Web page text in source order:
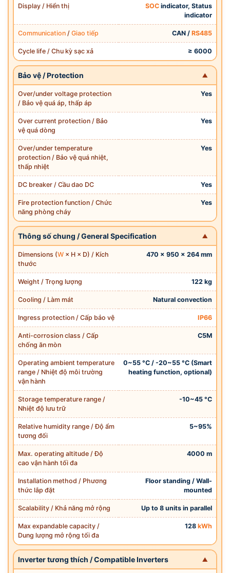
Display / Hiển thị SOC indicator, Status
indicator
Communication / Giao tiếp CAN / RS485
Cycle life / Chu kỳ sạc xả ≥ 6000
Bảo vệ / Protection
Over/under voltage protection
/ Bảo vệ quá áp, thấp áp
Yes
Over current protection / Bảo
vệ quá dòng
Yes
Over/under temperature
protection / Bảo vệ quá nhiệt,
thấp nhiệt
Yes
DC breaker / Cầu dao DC Yes
Fire protection function / Chức
năng phòng cháy
Yes
Thông số chung / General Specification
Dimensions (W × H × D) / Kích
thước
470 × 950 × 264 mm
Weight / Trọng lượng 122 kg
Cooling / Làm mát Natural convection
Ingress protection / Cấp bảo vệ IP66
Anti-corrosion class / Cấp
chống ăn mòn
C5M
Operating ambient temperature
range / Nhiệt độ môi trường
vận hành
0~55 °C / -20~55 °C (Smart
heating function, optional)
Storage temperature range /
Nhiệt độ lưu trữ
-10~45 °C
Relative humidity range / Độ ẩm
tương đối
5~95%
Max. operating altitude / Độ
cao vận hành tối đa
4000 m
Installation method / Phương
thức lắp đặt
Floor standing / Wall-
mounted
Scalability / Khả năng mở rộng Up to 8 units in parallel
Max expandable capacity /
Dung lượng mở rộng tối đa
128 kWh
Inverter tương thích / Compatible Inverters